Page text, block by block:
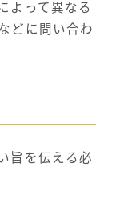
よって異なる
どに問い合わ
旨を伝える必